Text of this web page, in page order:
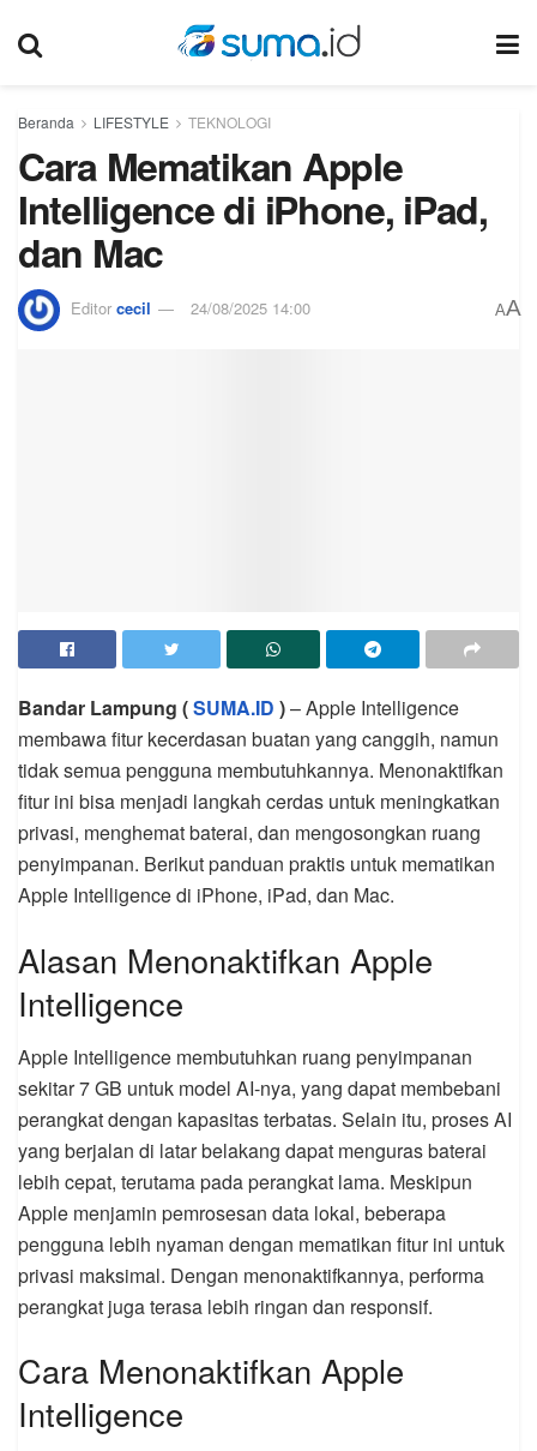
Beranda LIFESTYLE TEKNOLOGI
Cara Mematikan Apple
Intelligence di iPhone, iPad,
dan Mac
Editor cecil 24/08/2025 14:00 AA
Bandar Lampung (SUMA.ID )– Apple Intelligence
membawa fitur kecerdasan buatan yang canggih, namun
tidak semua pengguna membutuhkannya. Menonaktifkan
fitur ini bisa menjadi langkah cerdas untuk meningkatkan
privasi, menghemat baterai, dan mengosongkan ruang
penyimpanan. Berikut panduan praktis untuk mematikan
Apple Intelligence di iPhone, iPad, dan Mac.
Alasan Menonaktifkan Apple
Intelligence
Apple Intelligence membutuhkan ruang penyimpanan
sekitar 7 GB untuk model AI-nya, yang dapat membebani
perangkat dengan kapasitas terbatas. Selain itu, proses AI
yang berjalan di latar belakang dapat menguras baterai
lebih cepat, terutama pada perangkat lama. Meskipun
Apple menjamin pemrosesan data lokal, beberapa
pengguna lebih nyaman dengan mematikan fitur ini untuk
privasi maksimal. Dengan menonaktifkannya, performa
perangkat juga terasa lebih ringan dan responsif.
Cara Menonaktifkan Apple
Intelligence